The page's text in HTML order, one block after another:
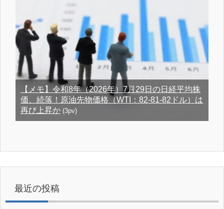
【メモ】令和8年（2026年）7月29日の日経平均株
価、続落！原油先物価格（WTI：82-81-82ドル）は
再び上昇か (3pv)
最近の投稿